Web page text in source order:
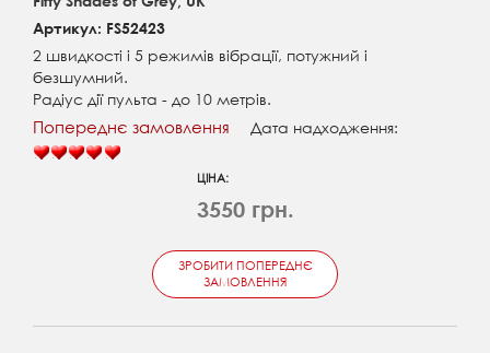
Артикул: FS52423
2 швидкості і 5 режимів вібрації, потужний і
безшумний.
Радіус дії пульта - до 10 метрів.
Попереднє замовлення Дата надходження:
ЦІНА:
3550 грн.
ЗРОБИТИ ПОПЕРЕДНЄ
ЗАМОВЛЕННЯ